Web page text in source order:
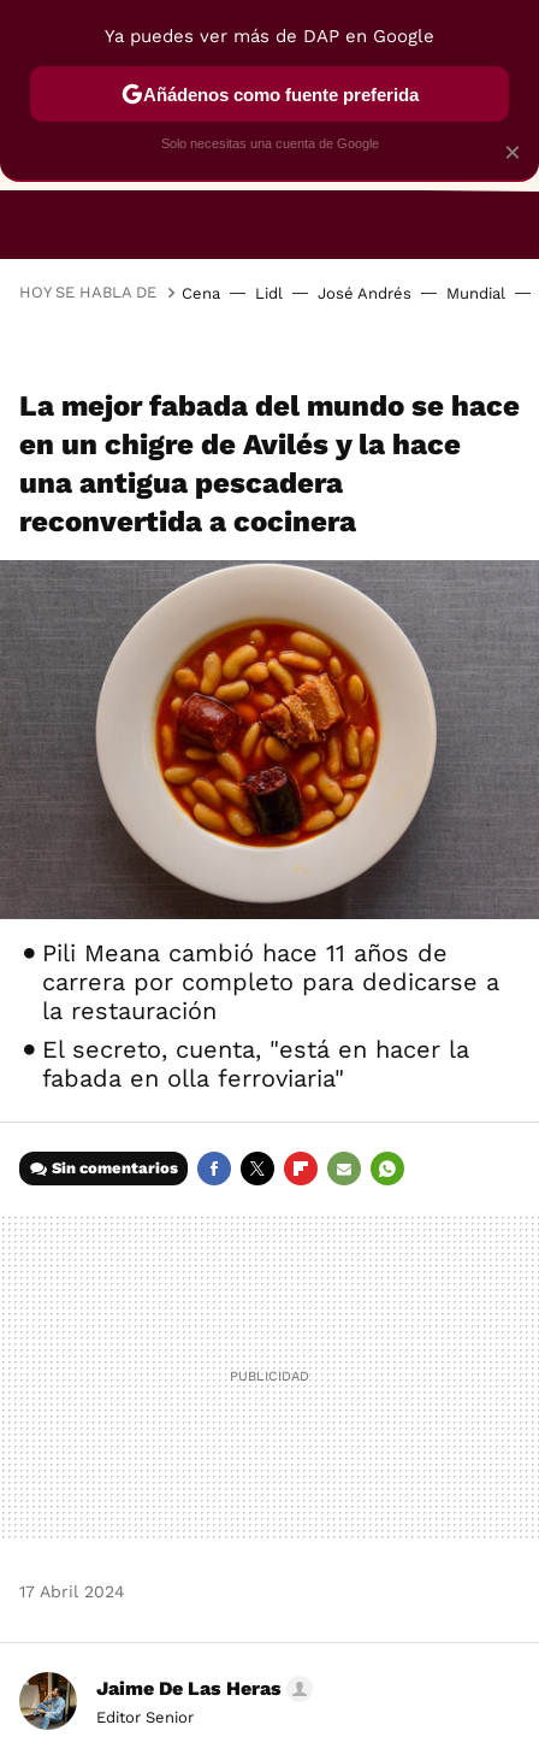
RESTAURANTES GASTROGUÍA
HOY SE HABLA DE Cena Lidl José Andrés Mundial
La mejor fabada del mundo se hace
en un chigre de Avilés y la hace
una antigua pescadera
reconvertida a cocinera
Pili Meana cambió hace 11 años de
carrera por completo para dedicarse a
la restauración
El secreto, cuenta, "está en hacer la
fabada en olla ferroviaria"
Sin comentarios
MAIL
17 Abril 2024
Jaime De Las Heras
Editor Senior
×
Ya puedes ver más de DAP en Google
Añádenos como fuente preferida
Solo necesitas una cuenta de Google